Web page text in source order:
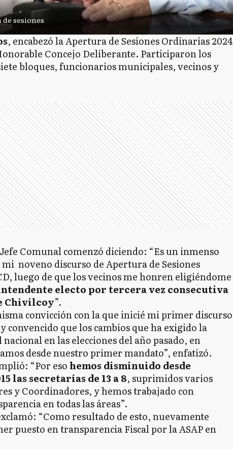
sesiones
, encabezó la Apertura de Sesiones Ordinarias 2024
Concejo Deliberante. Participaron los
bloques, funcionarios municipales, vecinos y
Comunal comenzó diciendo: “Es un inmenso
noveno discurso de Apertura de Sesiones
luego de que los vecinos me honren eligiéndome
electo por tercera vez consecutiva
Chivilcoy”.
convicción con la que inicié mi primer discurso
convencido que los cambios que ha exigido la
en las elecciones del año pasado, en
desde nuestro primer mandato”, enfatizó.
“Por eso hemos disminuido desde
las secretarías de 13 a 8, suprimidos varios
y Coordinadores, y hemos trabajado con
en todas las áreas”.
“Como resultado de esto, nuevamente
puesto en transparencia Fiscal por la ASAP en